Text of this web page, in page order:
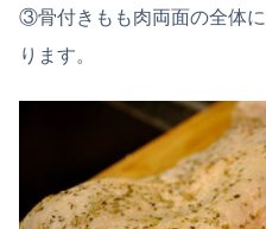
③骨付きもも肉両面の全体に
ります。